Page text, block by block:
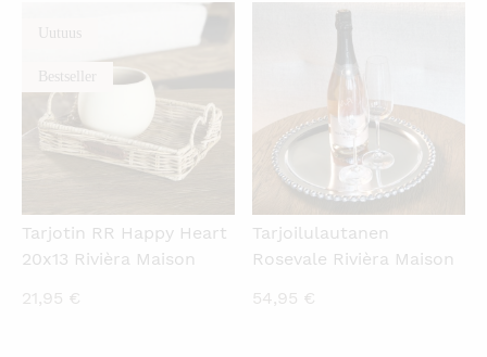
Uutuus
Bestseller
KATSO PIKANÄKYMÄ
Tarjotin RR Happy Heart
20x13 Rivièra Maison
21,95 €
KATSO PIKANÄKYMÄ
Tarjoilulautanen
Rosevale Rivièra Maison
54,95 €